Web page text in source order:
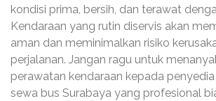
kondisi prima, bersih, dan terawat
Kendaraan yang rutin diservis akan
aman dan meminimalkan risiko
perjalanan. Jangan ragu untuk
perawatan kendaraan kepada
sewa bus Surabaya yang profesional